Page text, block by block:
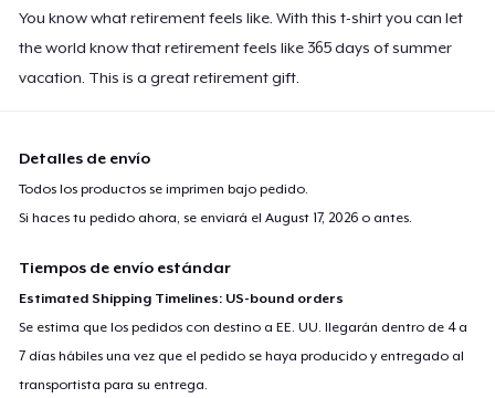
You know what retirement feels like. With this t-shirt you can let
the world know that retirement feels like 365 days of summer
vacation. This is a great retirement gift.
Detalles de envío
Todos los productos se imprimen bajo pedido.
Si haces tu pedido ahora, se enviará elAugust 17, 2026 o antes.
Tiempos de envío estándar
Estimated Shipping Timelines: US-bound orders
Se estima que los pedidos con destino a EE. UU. llegarán dentro de 4 a
7 días hábiles una vez que el pedido se haya producido y entregado al
transportista para su entrega.